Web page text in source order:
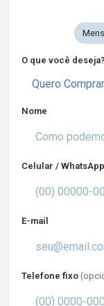
O que você deseja?
Quero Comprar
Nome
Celular / WhatsApp
E-mail
Telefone fixo